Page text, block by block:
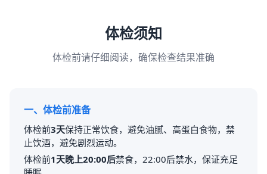
体检须知
体检前请仔细阅读，确保检查结果准确
一、体检前准备
体检前3天保持正常饮食，避免油腻、高蛋白食物，禁
止饮酒，避免剧烈运动。
体检前1天晚上20:00后禁食，22:00后禁水，保证充足